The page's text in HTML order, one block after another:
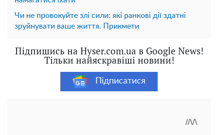
Чи не провокуйте злі сили: які ранкові дії здатні
зруйнувати ваше життя. Прикмети
Підпишись на Hyser.com.ua в Google News!
Тільки найяскравіші новини!
Підписатися